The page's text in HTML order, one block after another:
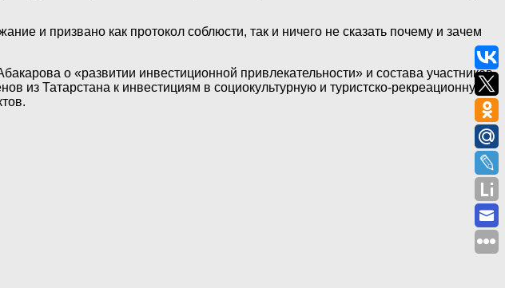
и призвано как протокол соблюсти, так и ничего не сказать почему и зачем
о «развитии инвестиционной привлекательности» и состава участников,
из Татарстана к инвестициям в социокультурную и туристско-рекреационную